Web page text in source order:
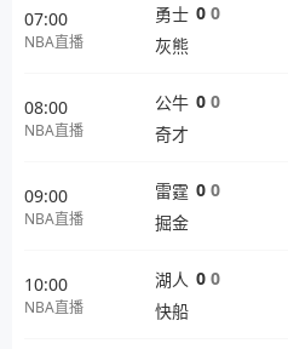
07:00
NBA直播
勇士
灰熊
0 0
08:00
NBA直播
公牛
奇才
0 0
09:00
NBA直播
雷霆
掘金
0 0
10:00
NBA直播
湖人
快船
0 0